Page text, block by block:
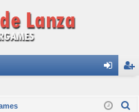
nti ist